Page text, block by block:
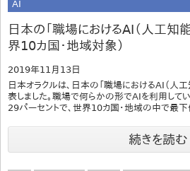
AI
日本の「職場におけるAI（人工知
界10カ国・地域対象）
2019年11月13日
日本オラクルは、日本の「職場におけるAI（人
表しました。職場で何らかの形でAIを利用して
29パーセントで、世界10カ国・地域の中で最下
続きを読む